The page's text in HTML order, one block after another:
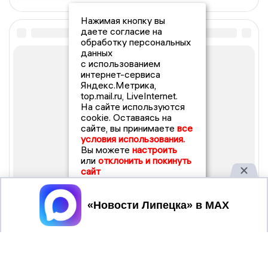
Нажимая кнопку вы
даете согласие на
обработку персональных
данных
с использованием
интернет-сервиса
Яндекс.Метрика,
top.mail.ru, LiveInternet.
На сайте используются
cookie. Оставаясь на
сайте, вы принимаете все
условия использования.
Вы можете настроить
или отклонить и покинуть
сайт
Принять